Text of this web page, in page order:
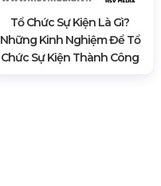
Tổ Chức Sự Kiện Là Gì?
Những Kinh Nghiệm Để Tổ
Chức Sự Kiện Thành Công